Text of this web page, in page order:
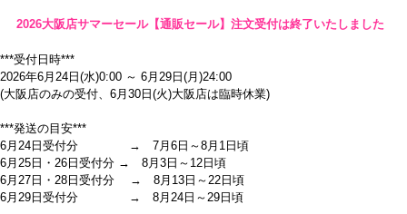
2026大阪店サマーセール【通販セール】注文受付は終了いたしました
***受付日時***
2026年6月24日(水)0:00 ～ 6月29日(月)24:00
(大阪店のみの受付、6月30日(火)大阪店は臨時休業)
***発送の目安***
6月24日受付分 → 7月6日～8月1日頃
6月25日・26日受付分 → 8月3日～12日頃
6月27日・28日受付分 → 8月13日～22日頃
6月29日受付分 → 8月24日～29日頃